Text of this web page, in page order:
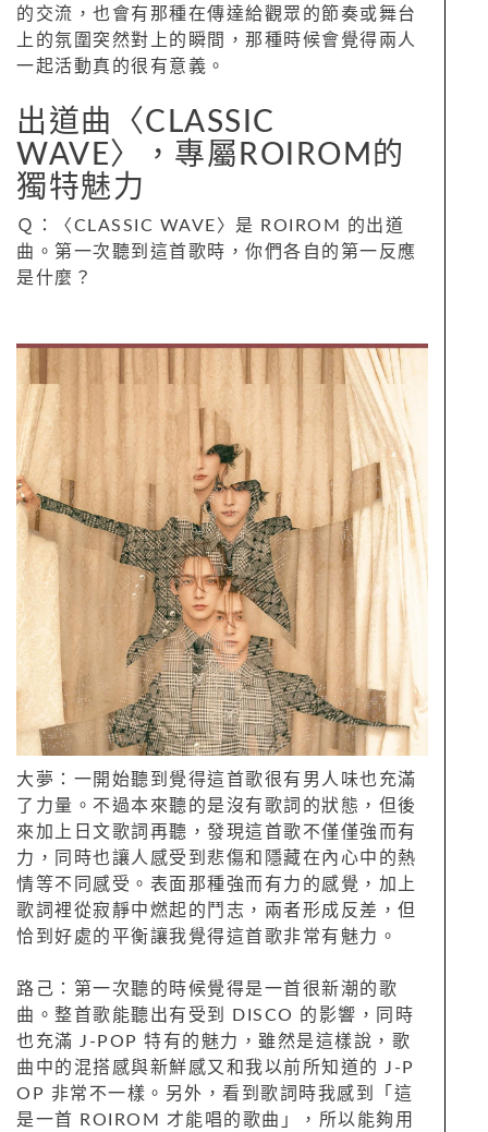
的交流，也會有那種在傳達給觀眾的節奏或舞台
上的氛圍突然對上的瞬間，那種時候會覺得兩人
一起活動真的很有意義。
出道曲〈CLASSIC
WAVE〉，專屬ROIROM的
獨特魅力
Ｑ：〈CLASSIC WAVE〉是 ROIROM 的出道
曲。第一次聽到這首歌時，你們各自的第一反應
是什麼？
大夢：一開始聽到覺得這首歌很有男人味也充滿
了力量。不過本來聽的是沒有歌詞的狀態，但後
來加上日文歌詞再聽，發現這首歌不僅僅強而有
力，同時也讓人感受到悲傷和隱藏在內心中的熱
情等不同感受。表面那種強而有力的感覺，加上
歌詞裡從寂靜中燃起的鬥志，兩者形成反差，但
恰到好處的平衡讓我覺得這首歌非常有魅力。
路己：第一次聽的時候覺得是一首很新潮的歌
曲。整首歌能聽出有受到 DISCO 的影響，同時
也充滿 J-POP 特有的魅力，雖然是這樣說，歌
曲中的混搭感與新鮮感又和我以前所知道的 J-P
OP 非常不一樣。另外，看到歌詞時我感到「這
是一首 ROIROM 才能唱的歌曲」，所以能夠用